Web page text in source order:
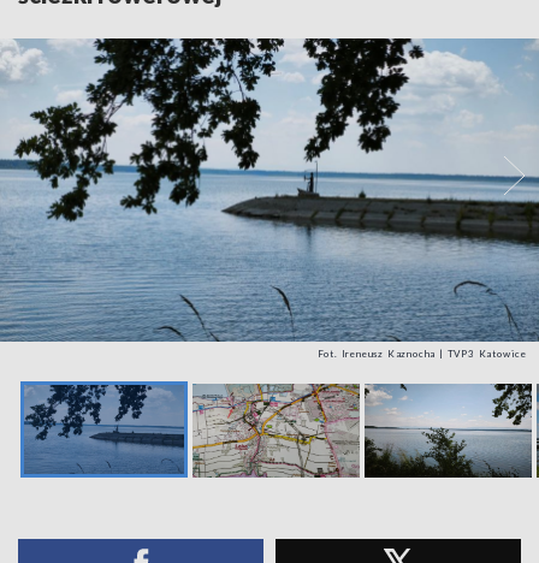
Fot. Ireneusz Kaznocha | TVP3 Katowice